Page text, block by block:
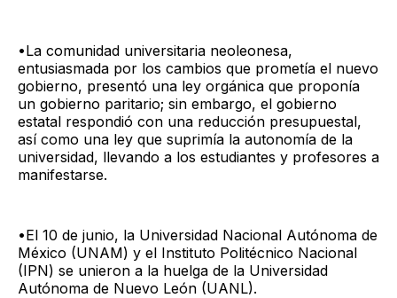
•La comunidad universitaria neoleonesa,
entusiasmada por los cambios que prometía el nuevo
gobierno, presentó una ley orgánica que proponía
un gobierno paritario; sin embargo, el gobierno
estatal respondió con una reducción presupuestal,
así como una ley que suprimía la autonomía de la
universidad, llevando a los estudiantes y profesores a
manifestarse.
•El 10 de junio, la Universidad Nacional Autónoma de
México (UNAM) y el Instituto Politécnico Nacional
(IPN) se unieron a la huelga de la Universidad
Autónoma de Nuevo León (UANL).